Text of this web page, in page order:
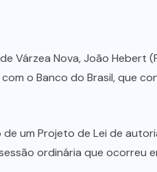
Várzea Nova, João Hebert
o Banco do Brasil, que
um Projeto de Lei de
ordinária que ocorreu